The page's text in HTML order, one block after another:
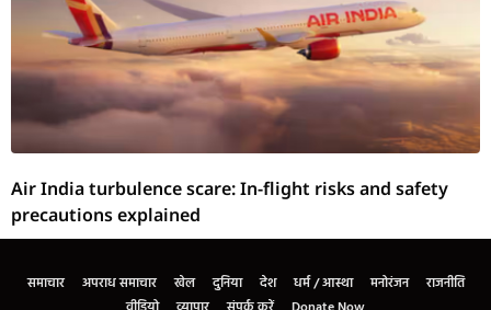
Air India turbulence scare: In-flight risks and safety
precautions explained
समाचार अपराध समाचार खेल दुनिया देश धर्म / आस्था मनोरंजन
राजनीति